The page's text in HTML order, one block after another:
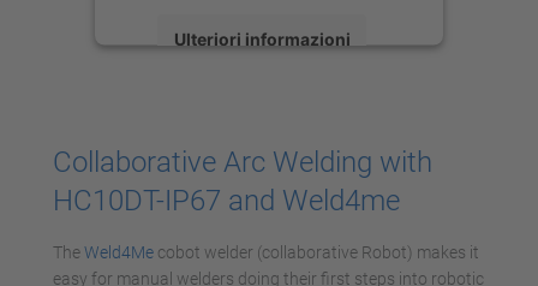
Ulteriori informazioni
Management Platform
Collaborative Arc Welding with
HC10DT-IP67 and Weld4me
TheWeld4Me cobot welder (collaborative Robot) makes it
easy for manual welders doing their first steps into robotic